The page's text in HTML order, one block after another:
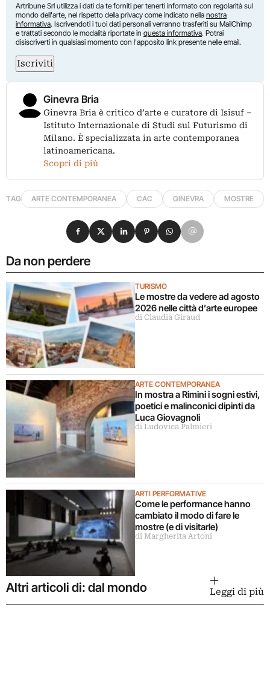
Artribune Srl utilizza i dati da te forniti per tenerti informato con regolarità sul
mondo dell'arte, nel rispetto della privacy come indicato nella nostra
informativa. Iscrivendoti i tuoi dati personali verranno trasferiti su MailChimp
e trattati secondo le modalità riportate in questa informativa. Potrai
disiscriverti in qualsiasi momento con l'apposito link presente nelle email.
Iscriviti
Ginevra Bria
Ginevra Bria è critico d’arte e curatore di Isisuf –
Istituto Internazionale di Studi sul Futurismo di
Milano. È specializzata in arte contemporanea
latinoamericana.
Scopri di più
TAG ARTE CONTEMPORANEA CAC GINEVRA MOSTRE
Da non perdere
TURISMO
Le mostre da vedere ad agosto
2026 nelle città d’arte europee
di Claudia Giraud
ARTE CONTEMPORANEA
In mostra a Rimini i sogni estivi,
poetici e malinconici dipinti da
Luca Giovagnoli
di Ludovica Palmieri
ARTI PERFORMATIVE
Come le performance hanno
cambiato il modo di fare le
mostre (e di visitarle)
di Margherita Artoni
Condividi su Facebook
Condividi su X
Condividi su LinkedIn
Condividi su Pinterest
Condividi su WhatsApp
Condividi su Email
Altri articoli di: dal mondo Leggi di più